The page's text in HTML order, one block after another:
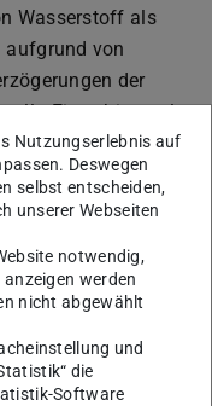
Wasserstoff als
von
der
Eisen bietet als
Energieträger eine
Wärme und
Standpunkt
Nutzungserlebnis auf
Deswegen
selbst entscheiden,
unserer Webseiten
notwendig,
werden
nicht abgewählt
und
die
Software